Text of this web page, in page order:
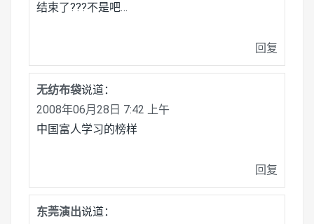
结束了???不是吧…
回复
无纺布袋说道：
2008年06月28日 7:42 上午
中国富人学习的榜样
回复
东莞演出说道：